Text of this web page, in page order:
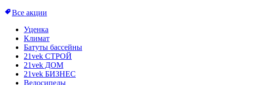
Все акции
Уценка
Климат
Батуты бассейны
21vek СТРОЙ
21vek ДОМ
21vek БИЗНЕС
Велосипеды